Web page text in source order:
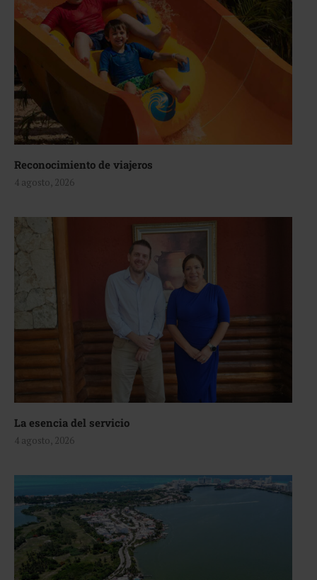
Reconocimiento de viajeros
4 agosto, 2026
La esencia del servicio
4 agosto, 2026